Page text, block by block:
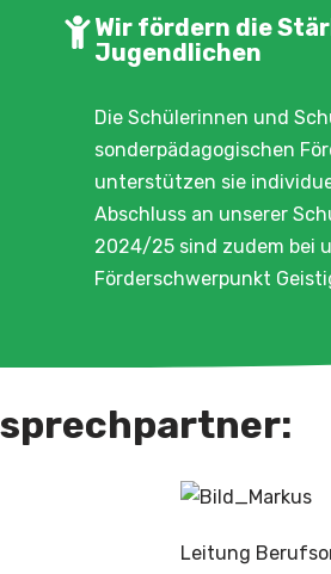
Wir fördern die
Jugendlichen
Die Schülerinnen und
sonderpädagogischen
unterstützen sie
Abschluss an unserer
2024/25 sind zudem bei
Förderschwerpunkt
Leitung